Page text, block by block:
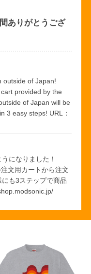
ありがとうござ
outside of Japan!
provided by the
of Japan will be
3 easy steps! URL：
になりました！
文用カートから注文
も3ステップで商品